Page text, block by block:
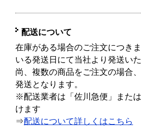
配送について
在庫がある場合のご注文につき
いる発送日にて当社より発送い
尚、複数の商品をご注文の場合
発送となります。
※配送業者は「佐川急便」また
けます
⇒配送について詳しくはこちら